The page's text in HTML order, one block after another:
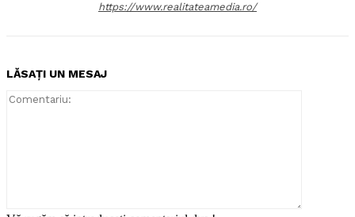
https://www.realitateamedia.ro/
LĂSAȚI UN MESAJ